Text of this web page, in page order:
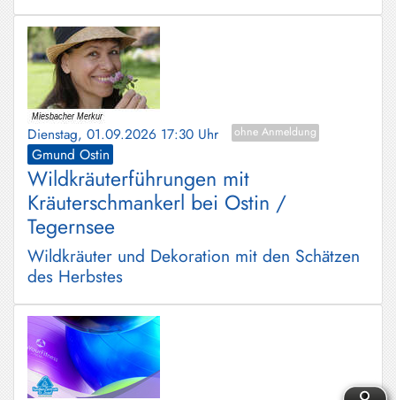
Dienstag, 01.09.2026 17:30 Uhr ohne Anmeldung
Gmund Ostin
Wildkräuterführungen mit
Kräuterschmankerl bei Ostin /
Tegernsee
Wildkräuter und Dekoration mit den Schätzen
des Herbstes